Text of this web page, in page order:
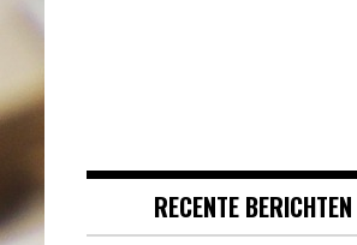
RECENTE BERICHTEN